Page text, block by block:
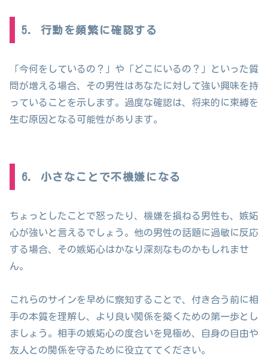
5. 行動を頻繁に確認する
「今何をしているの？」や「どこにいるの？」といった質
問が増える場合、その男性はあなたに対して強い興味を持
っていることを示します。過度な確認は、将来的に束縛を
生む原因となる可能性があります。
6. 小さなことで不機嫌になる
ちょっとしたことで怒ったり、機嫌を損ねる男性も、嫉妬
心が強いと言えるでしょう。他の男性の話題に過敏に反応
する場合、その嫉妬心はかなり深刻なものかもしれませ
ん。
これらのサインを早めに察知することで、付き合う前に相
手の本質を理解し、より良い関係を築くための第一歩とし
ましょう。相手の嫉妬心の度合いを見極め、自身の自由や
友人との関係を守るために役立ててください。